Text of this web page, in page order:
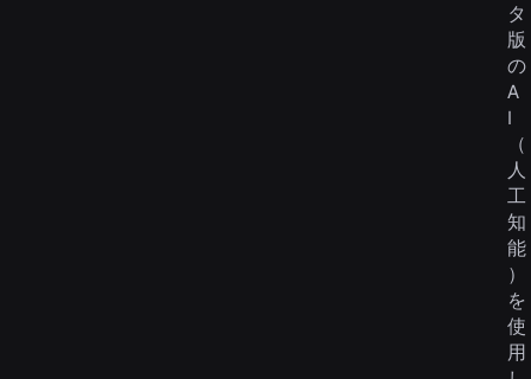
タ
版
の
A
I
（
人
工
知
能
）
を
使
用